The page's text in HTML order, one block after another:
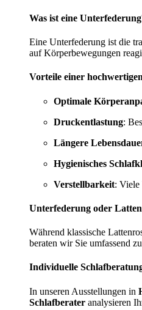
Was ist eine
Eine Unterfederung ist die
auf Körperbewegungen
Vorteile einer
Optimale
Druckentlastung:
Längere
Hygienisches
Verstellbarkeit: Viele
Unterfederung oder
Während klassische
beraten wir Sie umfassend
Individuelle
In unseren Ausstellungen in
Schlafberater analysieren